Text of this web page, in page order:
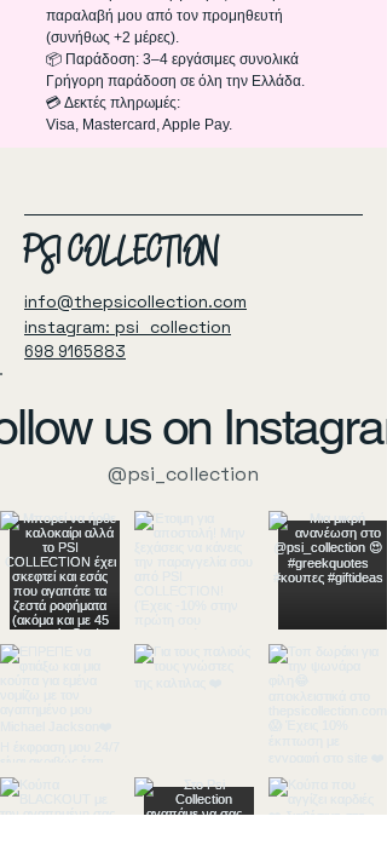
παραλαβή μου από τον προμηθευτή
(συνήθως +2 μέρες).
📦 Παράδοση: 3–4 εργάσιμες συνολικά
Γρήγορη παράδοση σε όλη την Ελλάδα.
💳 Δεκτές πληρωμές:
Visa, Mastercard, Apple Pay.
PSI COLLECTION
info@thepsicollection.com
instagram: psi_collection
698 9165883
us on
@psi_collection